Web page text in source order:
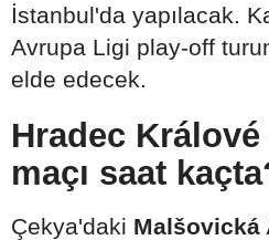
İstanbul'da yapılacak.
Avrupa Ligi play-off
elde edecek.
Hradec
maçı saat
Çekya'daki Malšovická